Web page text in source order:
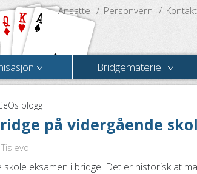
Ansatte Personvern
Bridgemateriell
blogg
på vidergående
eksamen i bridge. Det er historisk at